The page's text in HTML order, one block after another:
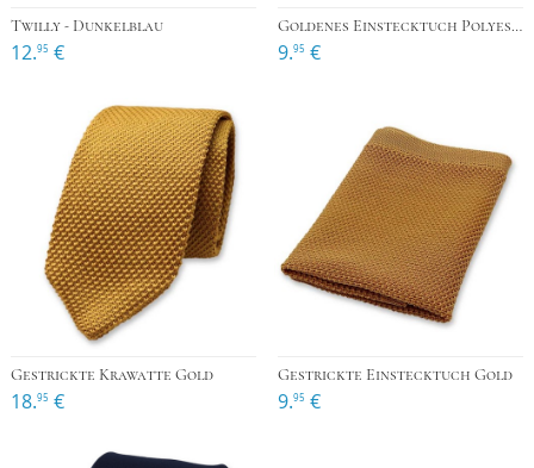
Twilly - Dunkelblau
12.95 €
Goldenes Einstecktuch Polyester Satin
9.95 €
Gestrickte Krawatte Gold
18.95 €
Gestrickte Einstecktuch Gold
9.95 €